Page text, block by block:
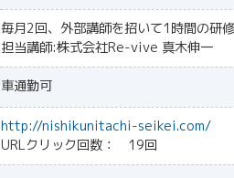
毎月2回、外部講師を招いて1時間の研
担当講師:株式会社Re-vive 真木伸一
車通勤可
http://nishikunitachi-seikei.com/
URLクリック回数： 19回